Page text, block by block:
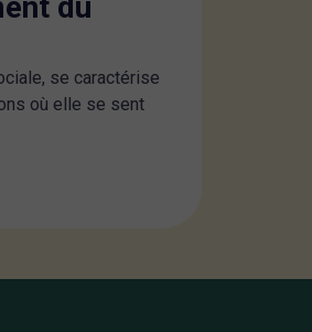
se caractérise
où elle se sent